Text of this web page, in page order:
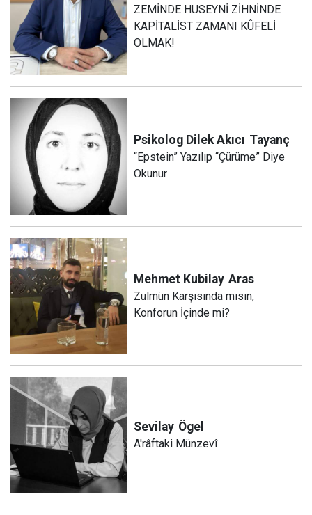
ZEMİNDE HÜSEYNİ ZİHNİNDE
KAPİTALİST ZAMANI KÛFELİ
OLMAK!
Psikolog Dilek Akıcı Tayanç
“Epstein” Yazılıp “Çürüme” Diye
Okunur
Mehmet Kubilay Aras
Zulmün Karşısında mısın,
Konforun İçinde mi?
Sevilay Ögel
A'râftaki Münzevî